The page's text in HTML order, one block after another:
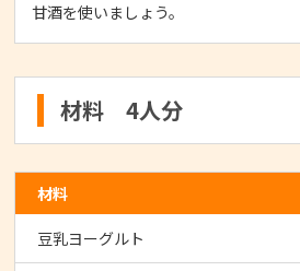
甘酒を使いましょう。
材料 4人分
材料
豆乳ヨーグルト